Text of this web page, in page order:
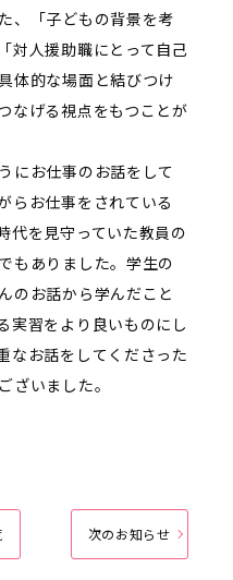
、「子どもの背景を考
対人援助職にとって自己
体的な場面と結びつけ
なげる視点をもつことが
にお仕事のお話をして
らお仕事をされている
代を見守っていた教員の
もありました。学生の
のお話から学んだこと
実習をより良いものにし
なお話をしてくださった
ざいました。
次のお知らせ